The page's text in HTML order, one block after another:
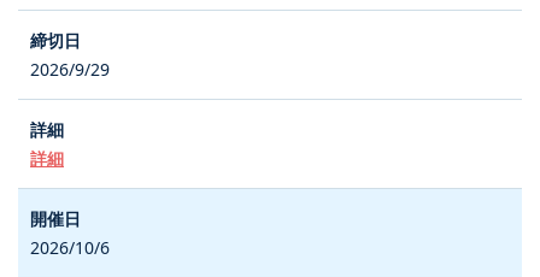
2026/9/29
詳細
2026/10/6